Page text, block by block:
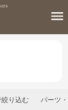
り込む パーツ